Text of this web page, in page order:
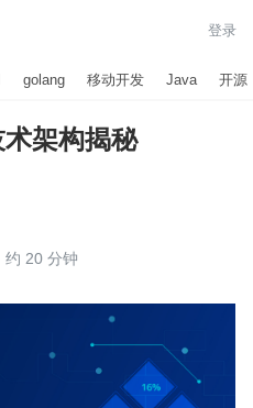
登录
golang 移动开发 Java 开源
架构揭秘
约 20 分钟